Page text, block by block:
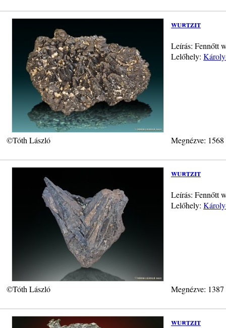
wurtzit
Leírás: Fennőtt
Lelőhely:
©Tóth László Megnézve:
wurtzit
Leírás: Fennőtt
Lelőhely:
©Tóth László Megnézve:
wurtzit